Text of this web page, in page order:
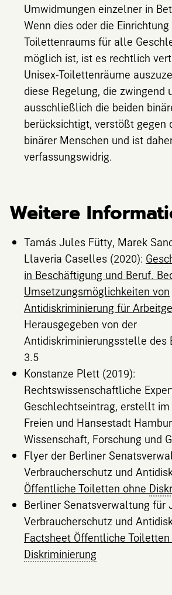
Umwidmungen einzelner in
Wenn dies oder die
Toilettenraums für alle
möglich ist, ist es rechtlich
Unisex-Toilettenräume
diese Regelung, die zwingend
ausschließlich die beiden
berücksichtigt, verstößt gegen
binärer Menschen und ist
verfassungswidrig.
Weitere
Tamás Jules Fütty, Marek
Llaveria Caselles (2020):
in Beschäftigung und Beruf.
Umsetzungsmöglichkeiten von
Antidiskriminierung für
Herausgegeben von der
Antidiskriminierungsstelle des
3.5
Konstanze Plett (2019):
Rechtswissenschaftliche
Geschlechtseintrag, erstellt
Freien und Hansestadt
Wissenschaft, Forschung und
Flyer der Berliner
Verbraucherschutz und
Öffentliche Toiletten ohne
Berliner Senatsverwaltung für
Verbraucherschutz und
Factsheet Öffentliche Toiletten
Diskriminierung